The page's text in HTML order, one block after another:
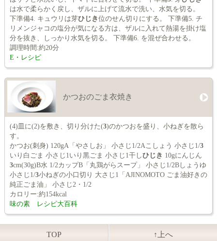
は水で柔らかく戻し、ザルに上げて流水で洗い、水気を切る。
下準備4. キュウリは芽ひじき位のせん切りにする。 下準備5. チ
リメンジャコの塩分が気になる方は、ザルに入れて熱湯を掛け塩
分を抜き、しっかり水気を切る。 下準備6. を混ぜ合わせる。
調理時間:約20分
E・レシピ
かつおのごま衣焼き
(4)皿に(2)を敷き、切り分けた(3)のかつおを盛り、小ねぎを散ら
す。
かつお(刺身) 120gA「やさしお」 小さじ1/2Aこしょう 小さじ1/3
いり白ごま 小さじ1いり黒ごま 小さじ1干しひじき 10gにんじん
3cm(30g)B水 1/2カップB「丸鶏がらスープ」 小さじ1/2Bしょうゆ
小さじ1/3小ねぎの小口切り 大さじ1「AJINOMOTO ごま油好きの
純正ごま油」 小さじ2・1/2
カロリー:約154kcal
味の素 レシピ大百科
TOP ↑上へ